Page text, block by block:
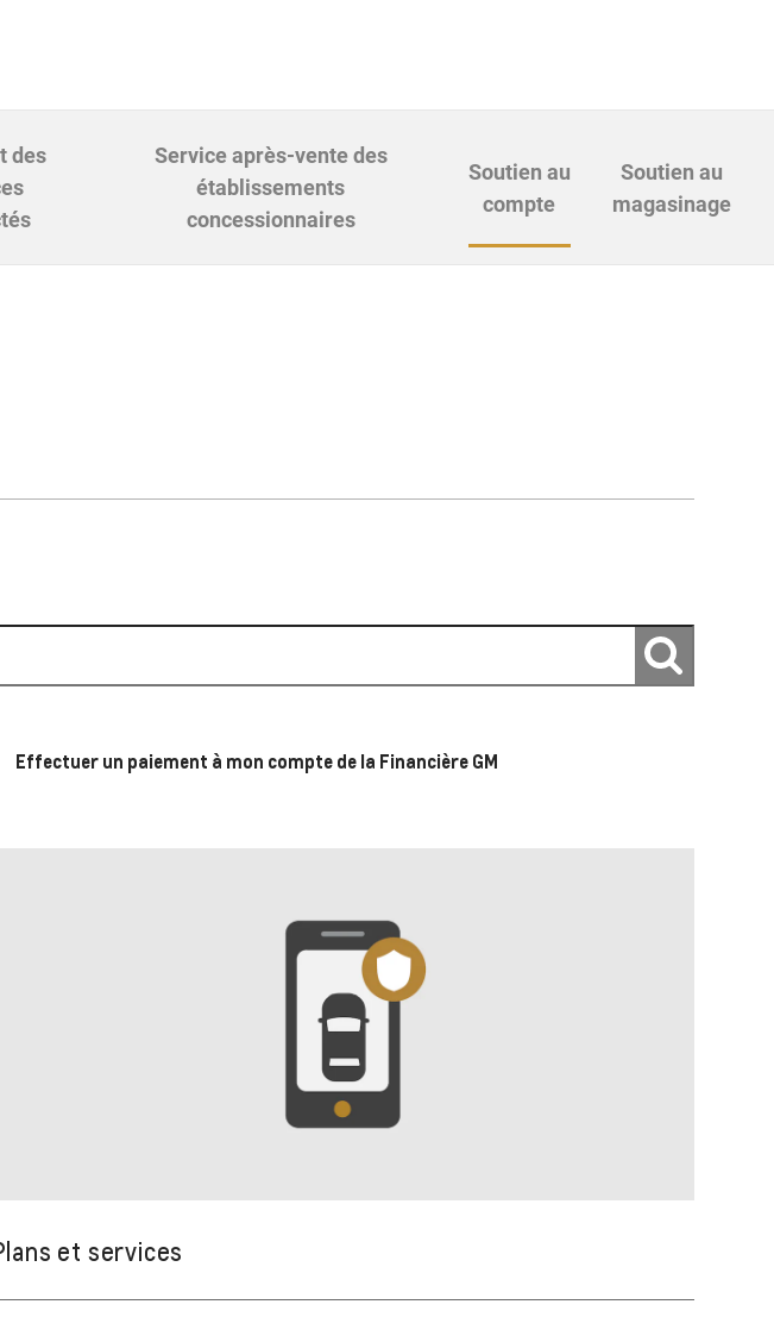
des
Service après-vente des
établissements
concessionnaires
Soutien au
compte
Soutien au
magasinage
Effectuer un paiement à mon compte de la Financière GM
et services